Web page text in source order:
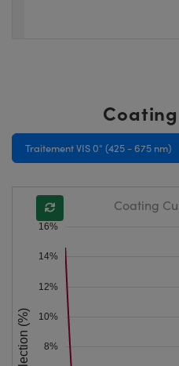
Traitement VIS 0° (425 - 675 nm)
8%
10%
12%
14%
16%
Reflection (%)
Coating